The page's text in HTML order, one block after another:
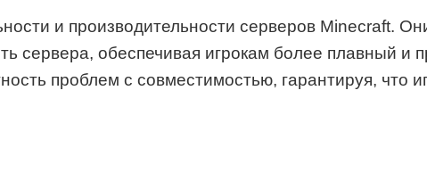
и производительности серверов Minecraft.
сервера, обеспечивая игрокам более плавный и
проблем с совместимостью, гарантируя, что